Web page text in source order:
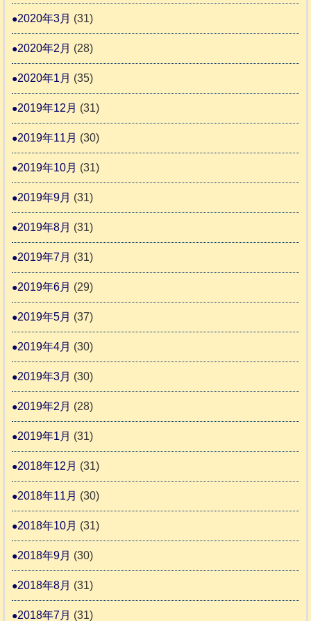
2020年3月 (31)
2020年2月 (28)
2020年1月 (35)
2019年12月 (31)
2019年11月 (30)
2019年10月 (31)
2019年9月 (31)
2019年8月 (31)
2019年7月 (31)
2019年6月 (29)
2019年5月 (37)
2019年4月 (30)
2019年3月 (30)
2019年2月 (28)
2019年1月 (31)
2018年12月 (31)
2018年11月 (30)
2018年10月 (31)
2018年9月 (30)
2018年8月 (31)
2018年7月 (31)